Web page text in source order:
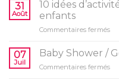
31
Août
10 idées
enfants
Commentaires ferméssur
07
Juil
Baby Shower /
Commentaires ferméssur